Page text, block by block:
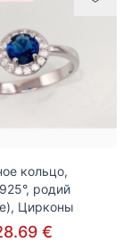
кольцо,
родий
Цирконы
€